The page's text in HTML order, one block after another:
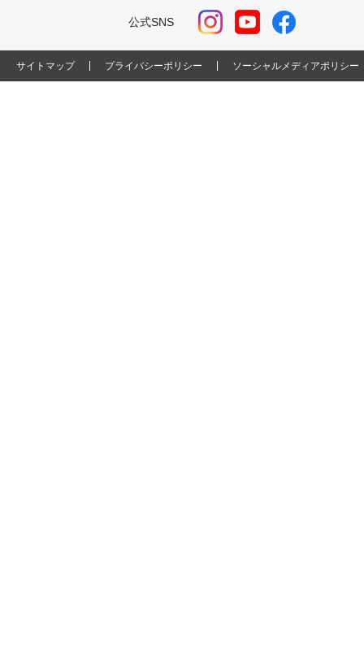
公式SNS
サイトマップ プライバシーポリシー ソーシャルメディアポリシー